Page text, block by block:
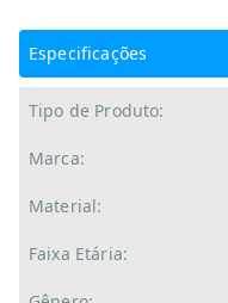
Especificações
Tipo de Produto:
Marca:
Material:
Faixa Etária: